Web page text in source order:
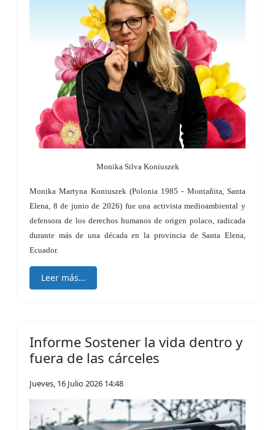
Monika Silva Koniuszek
Monika Martyna Koniuszek (Polonia 1985 - Montañita, Santa
Elena, 8 de junio de 2026) fue una activista medioambiental y
defensora de los derechos humanos de origen polaco, radicada
durante más de una década en la provincia de Santa Elena,
Ecuador.
Leer más…
Informe Sostener la vida dentro y
fuera de las cárceles
Jueves, 16 Julio 2026 14:48